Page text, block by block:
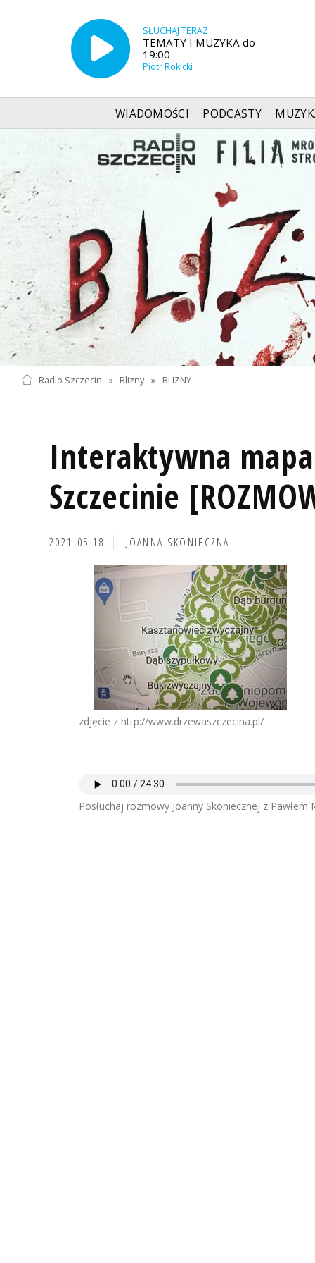
SŁUCHAJ TERAZ
TEMATY I MUZYKA do
19:00
Piotr Rokicki
WIADOMOŚCI PODCASTY
Radio Szczecin » Blizny » BLIZNY
Interaktywna
Szczecinie
2021-05-18 JOANNA SKONIECZNA
zdjęcie z http://www.drzewaszczecina.pl/
Posłuchaj rozmowy Joanny Skoniecznej z Pawłem